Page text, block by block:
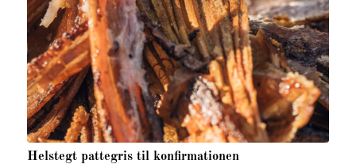
Helstegt pattegris til konfirmationen